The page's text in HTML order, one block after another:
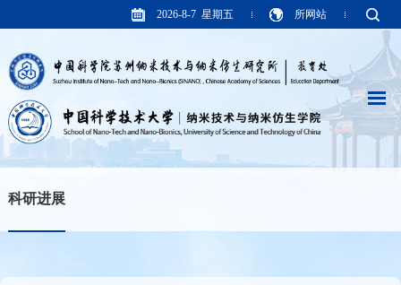
2026-8-7 星期五 所网站
科研进展